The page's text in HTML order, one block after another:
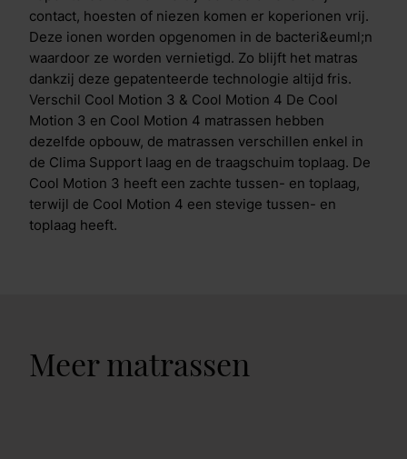
contact, hoesten of niezen komen er koperionen vrij.
Deze ionen worden opgenomen in de bacteri&euml;n
waardoor ze worden vernietigd. Zo blijft het matras
dankzij deze gepatenteerde technologie altijd fris.
Verschil Cool Motion 3 & Cool Motion 4 De Cool
Motion 3 en Cool Motion 4 matrassen hebben
dezelfde opbouw, de matrassen verschillen enkel in
de Clima Support laag en de traagschuim toplaag. De
Cool Motion 3 heeft een zachte tussen- en toplaag,
terwijl de Cool Motion 4 een stevige tussen- en
toplaag heeft.
Meer matrassen